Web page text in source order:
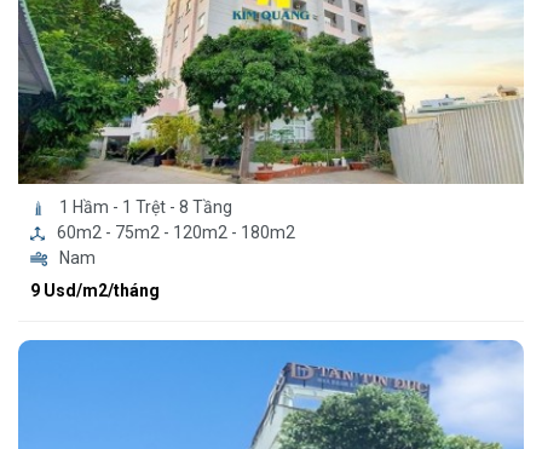
1 Hầm - 1 Trệt - 8 Tầng
60m2 - 75m2 - 120m2 - 180m2
Nam
9 Usd/m2/tháng